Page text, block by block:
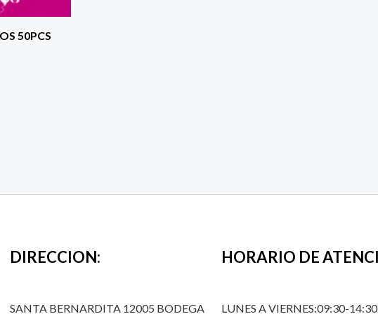
50PCS
DIRECCION:
SANTA BERNARDITA 12005 BODEGA
HORARIO DE
LUNES A VIERNES:09:30-